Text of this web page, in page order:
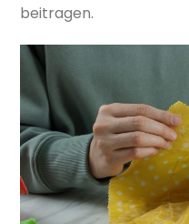
beitragen.